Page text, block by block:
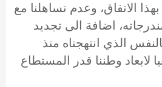
بهذا الاتفاق، وعدم تساهلنا مع
اضافة الى تجديد
الذي انتهجناه منذ
لابعاد وطننا قدر المستطاع